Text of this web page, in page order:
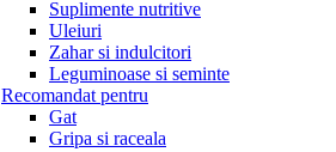
Suplimente nutritive
Uleiuri
Zahar si indulcitori
Leguminoase si seminte
Recomandat pentru
Gat
Gripa si raceala